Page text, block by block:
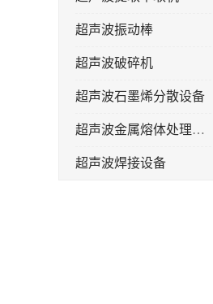
超声波振动棒
超声波破碎机
超声波石墨烯分散设备
超声波金属熔体处理设备
超声波焊接设备